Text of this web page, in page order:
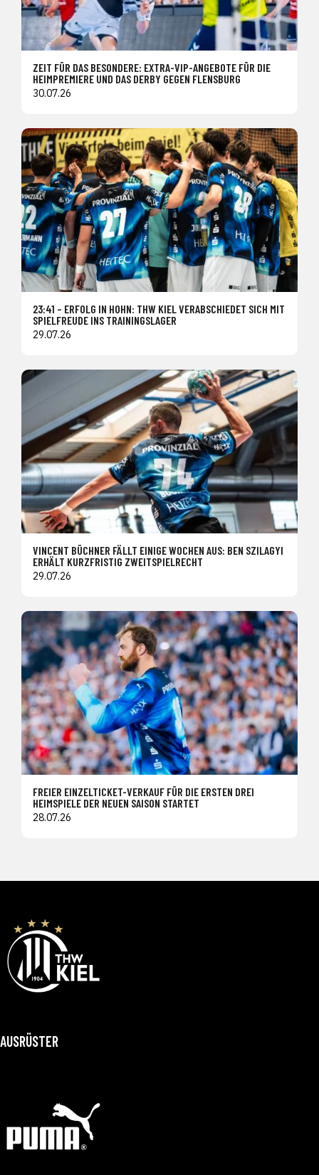
ZEIT FÜR DAS BESONDERE: EXTRA-VIP-ANGEBOTE FÜR DIE
HEIMPREMIERE UND DAS DERBY GEGEN FLENSBURG
30.07.26
23:41 – ERFOLG IN HOHN: THW KIEL VERABSCHIEDET SICH MIT
SPIELFREUDE INS TRAININGSLAGER
29.07.26
VINCENT BÜCHNER FÄLLT EINIGE WOCHEN AUS: BEN SZILAGYI
ERHÄLT KURZFRISTIG ZWEITSPIELRECHT
29.07.26
FREIER EINZELTICKET-VERKAUF FÜR DIE ERSTEN DREI
HEIMSPIELE DER NEUEN SAISON STARTET
28.07.26
AUSRÜSTER